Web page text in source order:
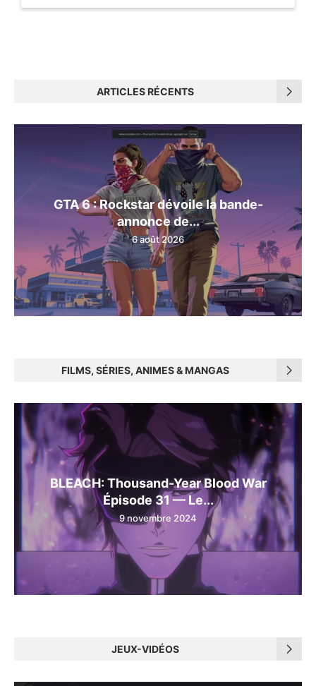
ARTICLES RÉCENTS
GTA 6 : Rockstar dévoile la bande-
annonce de...
6 août 2026
FILMS, SÉRIES, ANIMES & MANGAS
BLEACH: Thousand-Year Blood War
Épisode 31 — Le...
9 novembre 2024
JEUX-VIDÉOS